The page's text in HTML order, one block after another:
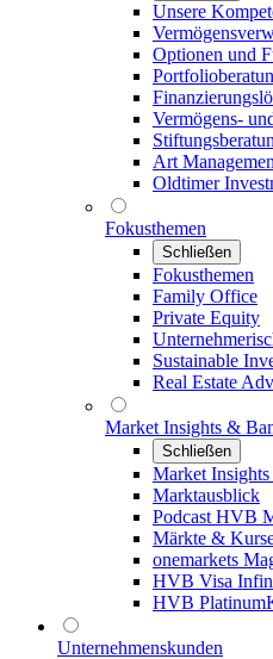
Unsere
Optionen und
Vermögens-
Art
Oldtimer
Fokusthemen
Schließen
Fokusthemen
Family Office
Private Equity
Sustainable
Real Estate
Market Insights &
Schließen
Market
Marktausblick
Podcast HVB
Märkte &
onemarkets
HVB Visa
HVB
Unternehmenskunden